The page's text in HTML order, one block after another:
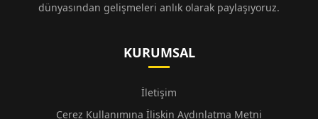
dünyasından gelişmeleri anlık olarak paylaşıyoruz.
KURUMSAL
İletişim
Çerez Kullanımına İlişkin Aydınlatma Metni